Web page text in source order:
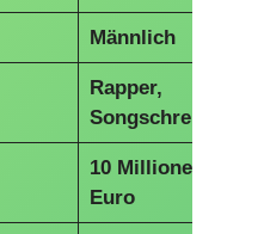
Männlich
Rapper,
Songschreiber
10 Millionen
Euro